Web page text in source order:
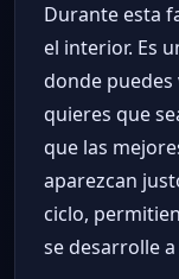
Durante esta
el interior. Es
donde
quieres que
que las
aparezcan
ciclo,
se desarrolle